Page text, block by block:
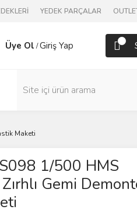
YEDEK PARÇALAR
Üye Ol /Giriş Yap
Maketi
1/500 HMS
Gemi